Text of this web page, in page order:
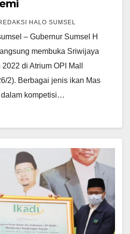
HALO SUMSEL
– Gubernur Sumsel H
membuka Sriwijaya
di Atrium OPI Mall
2). Berbagai jenis ikan Mas
dalam kompetisi…